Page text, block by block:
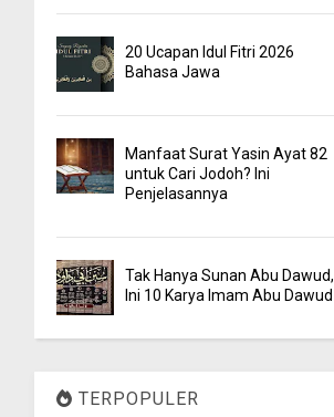
20 Ucapan Idul Fitri 2026
Bahasa Jawa
Manfaat Surat Yasin Ayat 82
untuk Cari Jodoh? Ini
Penjelasannya
Tak Hanya Sunan Abu Dawud,
Ini 10 Karya Imam Abu Dawud
TERPOPULER